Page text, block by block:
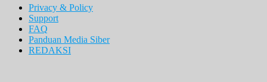
Privacy & Policy
Support
FAQ
Panduan Media Siber
REDAKSI